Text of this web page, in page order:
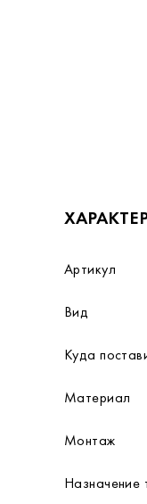
Артикул
Вид
Куда
Материал
Монтаж
Назначение